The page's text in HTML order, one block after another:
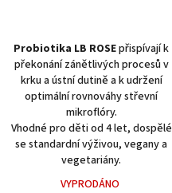
Probiotika LB ROSEpřispívají k
překonání zánětlivých procesů v
krku a ústní dutině a k udržení
optimální rovnováhy střevní
mikroflóry.
Vhodné pro děti od 4 let, dospělé
se standardní výživou, vegany a
vegetariány.
VYPRODÁNO